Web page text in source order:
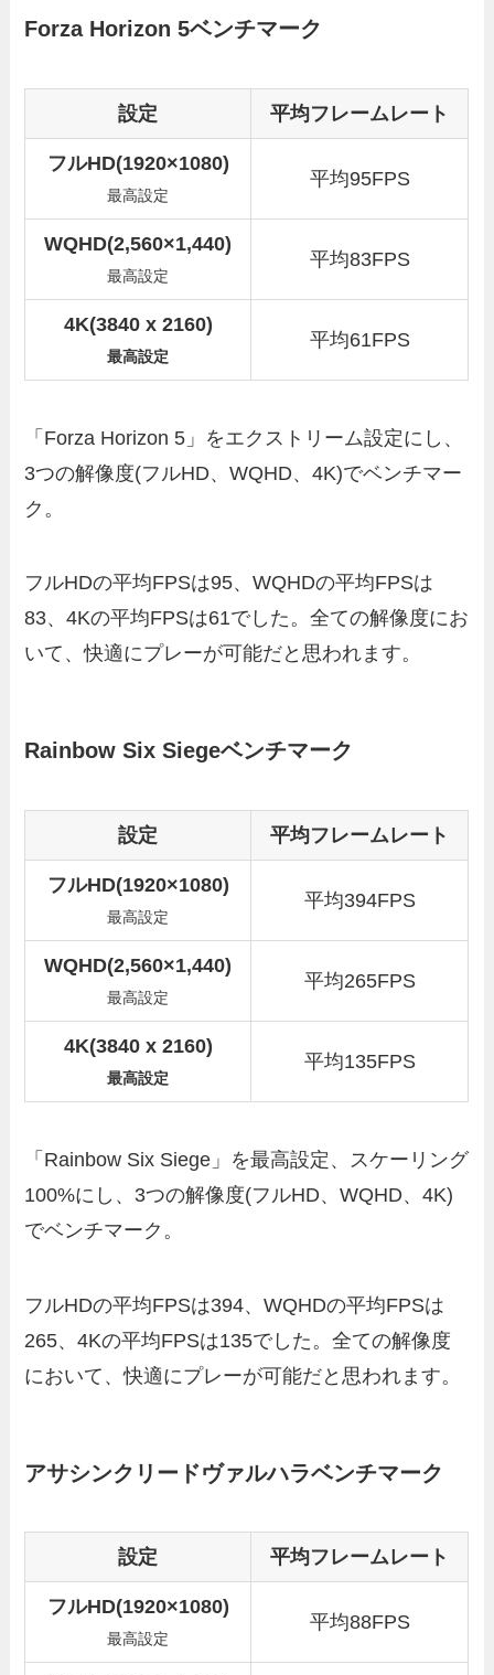
Forza Horizon 5ベンチマーク
設定 平均フレームレート
フルHD(1920×1080)
最高設定
平均95FPS
WQHD(2,560×1,440)
最高設定
平均83FPS
4K(3840 x 2160)
最高設定
平均61FPS
「Forza Horizon 5」をエクストリーム設定にし、
3つの解像度(フルHD、WQHD、4K)でベンチマー
ク。
フルHDの平均FPSは95、WQHDの平均FPSは
83、4Kの平均FPSは61でした。全ての解像度にお
いて、快適にプレーが可能だと思われます。
Rainbow Six Siegeベンチマーク
設定 平均フレームレート
フルHD(1920×1080)
最高設定
平均394FPS
WQHD(2,560×1,440)
最高設定
平均265FPS
4K(3840 x 2160)
最高設定
平均135FPS
「Rainbow Six Siege」を最高設定、スケーリング
100%にし、3つの解像度(フルHD、WQHD、4K)
でベンチマーク。
フルHDの平均FPSは394、WQHDの平均FPSは
265、4Kの平均FPSは135でした。全ての解像度
において、快適にプレーが可能だと思われます。
アサシンクリードヴァルハラベンチマーク
設定 平均フレームレート
フルHD(1920×1080)
最高設定
平均88FPS